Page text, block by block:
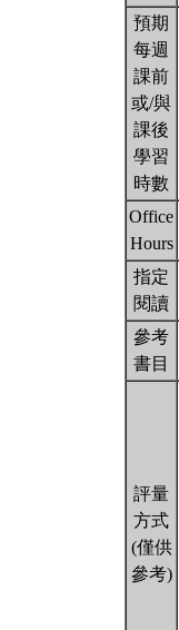
預期
每週
課前
或/與
課後
學習
時數
Office
Hours
指定
閱讀
參考
書目
評量
方式
(僅供
參考)